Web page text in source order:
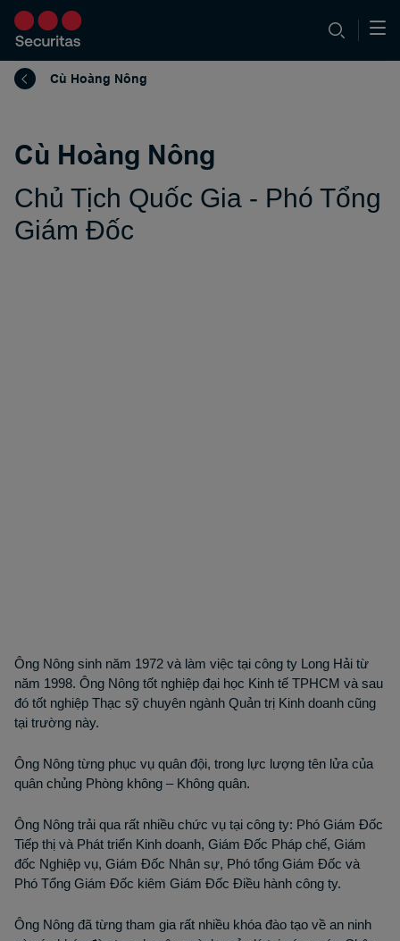
Cù Hoàng Nông
Cù Hoàng Nông
Chủ Tịch Quốc Gia - Phó Tổng
Giám Đốc
Ông Nông sinh năm 1972 và làm việc tại công ty Long Hải từ
năm 1998. Ông Nông tốt nghiệp đại học Kinh tế TPHCM và sau
đó tốt nghiệp Thạc sỹ chuyên ngành Quản trị Kinh doanh cũng
tại trường này.
Ông Nông từng phục vụ quân đội, trong lực lượng tên lửa của
quân chủng Phòng không – Không quân.
Ông Nông trải qua rất nhiều chức vụ tại công ty: Phó Giám Đốc
Tiếp thị và Phát triển Kinh doanh, Giám Đốc Pháp chế, Giám
đốc Nghiệp vụ, Giám Đốc Nhân sự, Phó tổng Giám Đốc và
Phó Tổng Giám Đốc kiêm Giám Đốc Điều hành công ty.
Ông Nông đã từng tham gia rất nhiều khóa đào tạo về an ninh